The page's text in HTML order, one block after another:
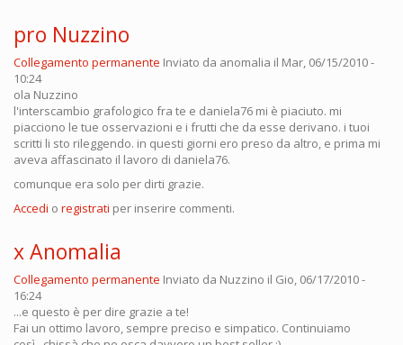
pro Nuzzino
Collegamento permanente Inviato da anomalia il Mar, 06/15/2010 -
10:24
ola Nuzzino
l'interscambio grafologico fra te e daniela76 mi è piaciuto. mi
piacciono le tue osservazioni e i frutti che da esse derivano. i tuoi
scritti li sto rileggendo. in questi giorni ero preso da altro, e prima mi
aveva affascinato il lavoro di daniela76.
comunque era solo per dirti grazie.
Accedi o registrati per inserire commenti.
x Anomalia
Collegamento permanente Inviato da Nuzzino il Gio, 06/17/2010 -
16:24
...e questo è per dire grazie a te!
Fai un ottimo lavoro, sempre preciso e simpatico. Continuiamo